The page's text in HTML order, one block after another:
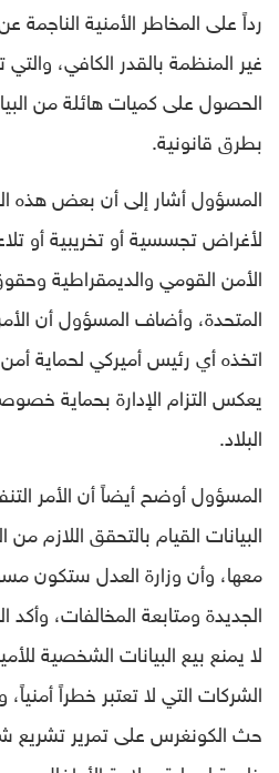
رداً على المخاطر الأمنية الناجمة
غير المنظمة بالقدر الكافي، والتي
الحصول على كميات هائلة من
بطرق قانونية.
المسؤول أشار إلى أن بعض هذه
لأغراض تجسسية أو تخريبية أو
الأمن القومي والديمقراطية
المتحدة، وأضاف المسؤول أن
اتخذه أي رئيس أميركي لحماية أمن
يعكس التزام الإدارة بحماية
البلاد.
المسؤول أوضح أيضاً أن الأمر
البيانات القيام بالتحقق اللازم
معها، وأن وزارة العدل ستكون
الجديدة ومتابعة المخالفات،
لا يمنع بيع البيانات الشخصية
الشركات التي لا تعتبر خطراً
حث الكونغرس على تمرير تشريع